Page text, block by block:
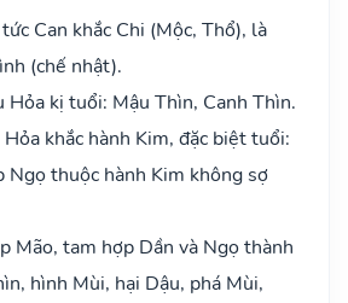
Can khắc Chi (Mộc, Thổ), là
(chế nhật).
Hỏa kị tuổi: Mậu Thìn, Canh Thìn.
khắc hành Kim, đặc biệt tuổi:
Ngọ thuộc hành Kim không sợ
Mão, tam hợp Dần và Ngọ thành
hình Mùi, hại Dậu, phá Mùi,